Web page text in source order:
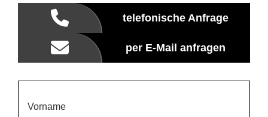
telefonische Anfrage
per E-Mail anfragen
Vorname